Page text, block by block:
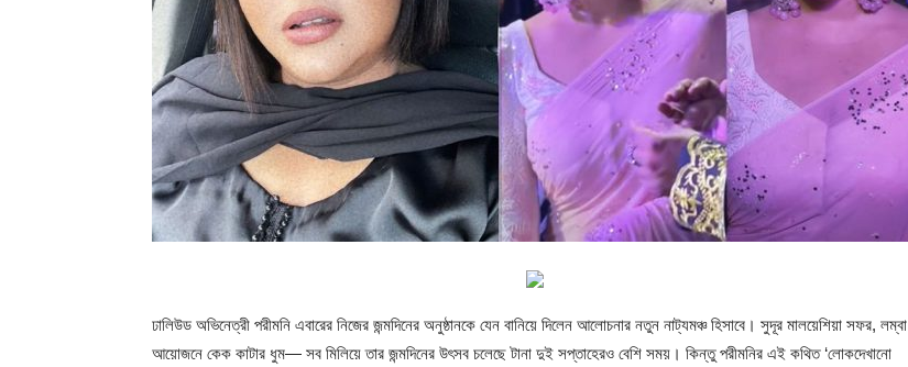
ঢালিউড অভিনেত্রী পরীমনি এবারের নিজের জন্মদিনের অনুষ্ঠানকে যেন বানিয়ে দিলেন আলোচনার নতুন নাট্যমঞ্চ হিসাবে। সুদূর মালয়েশিয়া সফর, লম্বা
আয়োজনে কেক কাটার ধুম— সব মিলিয়ে তার জন্মদিনের উৎসব চলেছে টানা দুই সপ্তাহেরও বেশি সময়। কিন্তু পরীমনির এই কথিত ‘লোকদেখানো